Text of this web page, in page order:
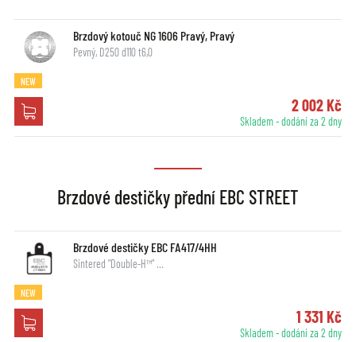
Brzdový kotouč NG 1606 Pravý, Pravý
Pevný, D250 d110 t6,0
NEW
2 002 Kč
Skladem - dodání za 2 dny
Brzdové destičky přední EBC STREET
Brzdové destičky EBC FA417/4HH
Sintered "Double-H™" …
NEW
1 331 Kč
Skladem - dodání za 2 dny